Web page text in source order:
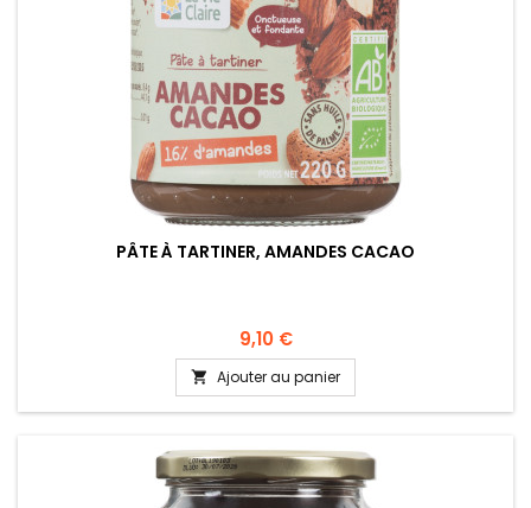
PÂTE À TARTINER, AMANDES CACAO
9,10 €
 Ajouter au panier